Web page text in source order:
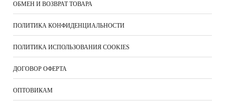
ОБМЕН И ВОЗВРАТ ТОВАРА
ПОЛИТИКА КОНФИДЕНЦИАЛЬНОСТИ
ПОЛИТИКА ИСПОЛЬЗОВАНИЯ COOKIES
ДОГОВОР ОФЕРТА
ОПТОВИКАМ